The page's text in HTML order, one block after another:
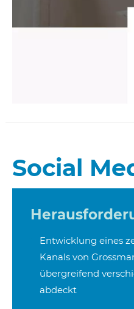
Social
Entwicklung eines
Kanals von
übergreifend
abdeckt